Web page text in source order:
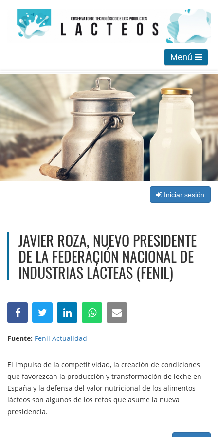
Menú
Iniciar sesión
JAVIER ROZA, NUEVO PRESIDENTE
DE LA FEDERACIÓN NACIONAL DE
INDUSTRIAS LÁCTEAS (FENIL)
Fuente: Fenil Actualidad
El impulso de la competitividad, la creación de condiciones
que favorezcan la producción y transformación de leche en
España y la defensa del valor nutricional de los alimentos
lácteos son algunos de los retos que asume la nueva
presidencia.